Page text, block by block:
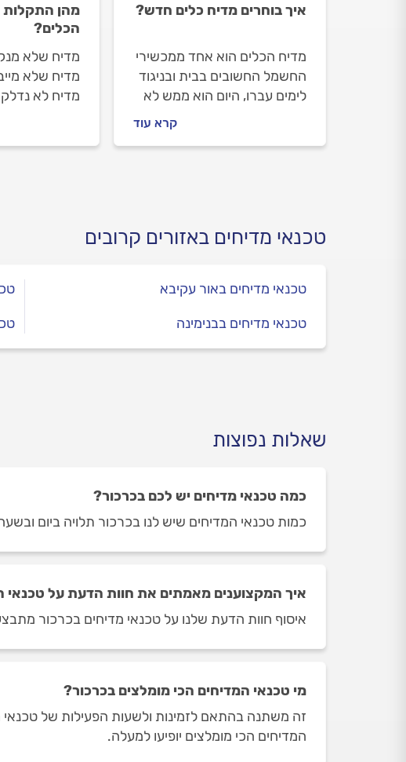
איך בוחרים מדיח כלים חדש?
מדיח הכלים הוא אחד ממכשירי
החשמל החשובים בבית ובניגוד
לימים עברו, היום הוא ממש לא
במכשיר שילווה אתכם שנים
רבות, מומלץ לבחור במדיח
הבא
קרא עוד
מהן התקלות
הכלים?
מדיח שלא
מדיח שלא
מדיח לא
גורם לתקלות,
שמזמינים
טכנאי מדיחים באזורים קרובים
טכנאי מדיחים באור עקיבא
טכנאי מדיחים בבנימינה
שאלות נפוצות
כמה טכנאי מדיחים יש לכם בכרכור?
כמות טכנאי המדיחים שיש לנו בכרכור תלויה ביום ובשעה בה תיכנסו
איך המקצוענים מאמתים את חוות הדעת על טכנאי
איסוף חוות הדעת שלנו על טכנאי מדיחים בכרכור
מי טכנאי המדיחים הכי מומלצים בכרכור?
זה משתנה בהתאם לזמינות ולשעות הפעילות של טכנאי
המדיחים הכי מומלצים יופיעו למעלה.